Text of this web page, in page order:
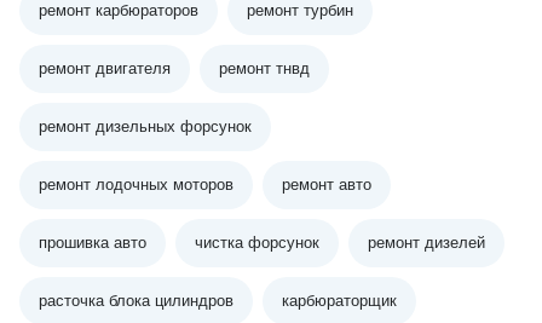
ремонт карбюраторов ремонт турбин
ремонт двигателя ремонт тнвд
ремонт дизельных форсунок
ремонт лодочных моторов ремонт авто
прошивка авто чистка форсунок ремонт дизелей
расточка блока цилиндров карбюраторщик